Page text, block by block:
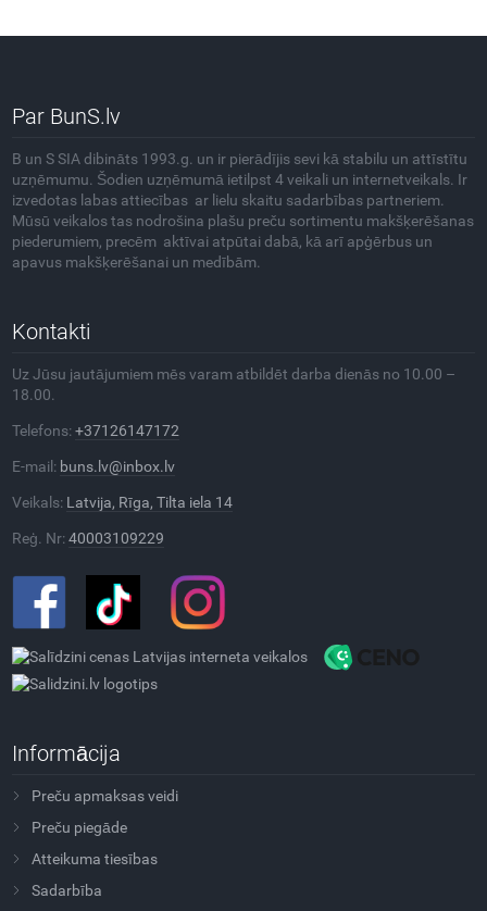
Par BunS.lv
B un S SIA dibināts 1993.g. un ir pierādījis sevi kā stabilu un attīstītu
uzņēmumu. Šodien uzņēmumā ietilpst 4 veikali un internetveikals. Ir
izvedotas labas attiecības ar lielu skaitu sadarbības partneriem.
Mūsū veikalos tas nodrošina plašu preču sortimentu makšķerēšanas
piederumiem, precēm aktīvai atpūtai dabā, kā arī apģērbus un
apavus makšķerēšanai un medībām.
Kontakti
Uz Jūsu jautājumiem mēs varam atbildēt darba dienās no 10.00 –
18.00.
Telefons:+37126147172
E-mail: buns.lv@inbox.lv
Veikals: Latvija, Rīga, Tilta iela 14
Reģ. Nr:40003109229
Informācija
Preču apmaksas veidi
Preču piegāde
Atteikuma tiesības
Sadarbība